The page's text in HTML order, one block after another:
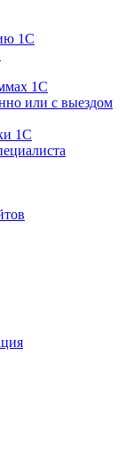
1С
1С
или с выездом
1С